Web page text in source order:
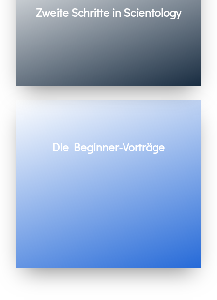
Zweite Schritte in Scientology
Die Beginner-Vorträge